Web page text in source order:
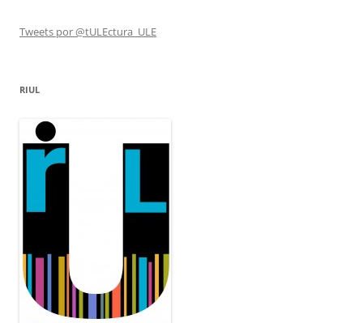
Tweets por @tULEctura_ULE
RIUL